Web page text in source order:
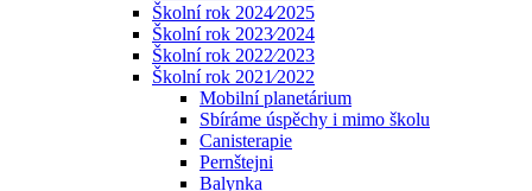
Školní rok 2024⁄2025
Školní rok 2023⁄2024
Školní rok 2022⁄2023
Školní rok 2021⁄2022
Mobilní planetárium
Sbíráme úspěchy i mimo školu
Canisterapie
Pernštejni
Balynka